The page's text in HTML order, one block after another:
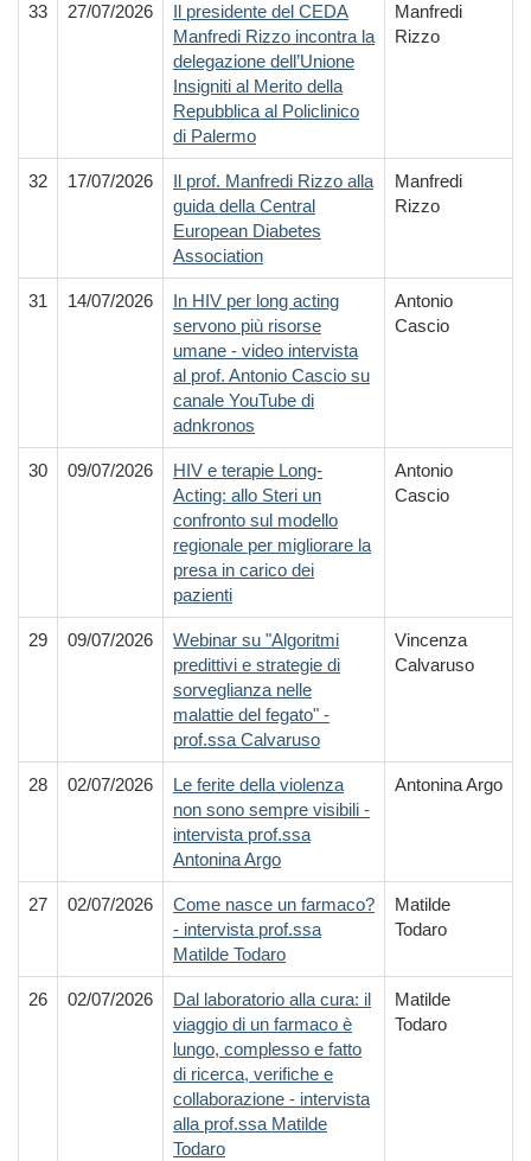
33 27/07/2026
Il presidente del CEDA
Manfredi Rizzo incontra la
delegazione dell’Unione
Insigniti al Merito della
Repubblica al Policlinico
di Palermo
Manfredi
Rizzo
32 17/07/2026
Il prof. Manfredi Rizzo alla
guida della Central
European Diabetes
Association
Manfredi
Rizzo
31 14/07/2026
In HIV per long acting
servono più risorse
umane - video intervista
al prof. Antonio Cascio su
canale YouTube di
adnkronos
Antonio
Cascio
30 09/07/2026
HIV e terapie Long-
Acting: allo Steri un
confronto sul modello
regionale per migliorare la
presa in carico dei
pazienti
Antonio
Cascio
29 09/07/2026
Webinar su "Algoritmi
predittivi e strategie di
sorveglianza nelle
malattie del fegato" -
prof.ssa Calvaruso
Vincenza
Calvaruso
28 02/07/2026
Le ferite della violenza
non sono sempre visibili -
intervista prof.ssa
Antonina Argo
Antonina Argo
27 02/07/2026
Come nasce un farmaco?
- intervista prof.ssa
Matilde Todaro
Matilde
Todaro
26 02/07/2026
Dal laboratorio alla cura: il
viaggio di un farmaco è
lungo, complesso e fatto
di ricerca, verifiche e
collaborazione - intervista
alla prof.ssa Matilde
Todaro
Matilde
Todaro